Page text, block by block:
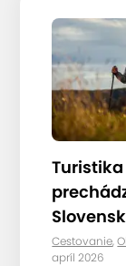
Cestovanie,
apríl 2026